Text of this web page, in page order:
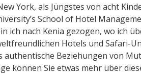
New York, als Jüngstes von acht
School of Hotel
ich nach Kenia gezogen, wo ich
Hotels und Safari-
authentische Beziehungen von
können Sie etwas mehr über